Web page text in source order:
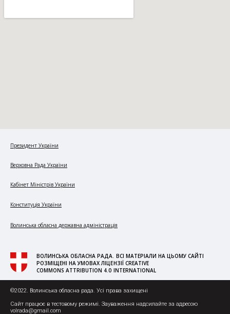
Президент України
Верховна Рада України
Кабінет Міністрів України
Конституція України
Волинська обласна державна адміністрація
ВОЛИНСЬКА ОБЛАСНА РАДА. ВСІ МАТЕРІАЛИ НА ЦЬОМУ САЙТІ
РОЗМІЩЕНІ НА УМОВАХ ЛІЦЕНЗІЇ CREATIVE
COMMONS ATTRIBUTION 4.0 INTERNATIONAL
©2022. Волинська обласна рада. Усі права захищені
Сайт працює в тестовому режимі. Зауваження надсилайте за адресою
volrada@gmail.com